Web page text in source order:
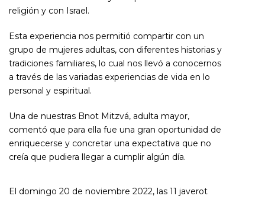
religión y con Israel.
Esta experiencia nos permitió compartir con un
grupo de mujeres adultas, con diferentes historias y
tradiciones familiares, lo cual nos llevó a conocernos
a través de las variadas experiencias de vida en lo
personal y espiritual.
Una de nuestras Bnot Mitzvá, adulta mayor,
comentó que para ella fue una gran oportunidad de
enriquecerse y concretar una expectativa que no
creía que pudiera llegar a cumplir algún día.
El domingo 20 de noviembre 2022, las 11 javerot